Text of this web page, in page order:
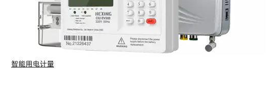
智能用电计量